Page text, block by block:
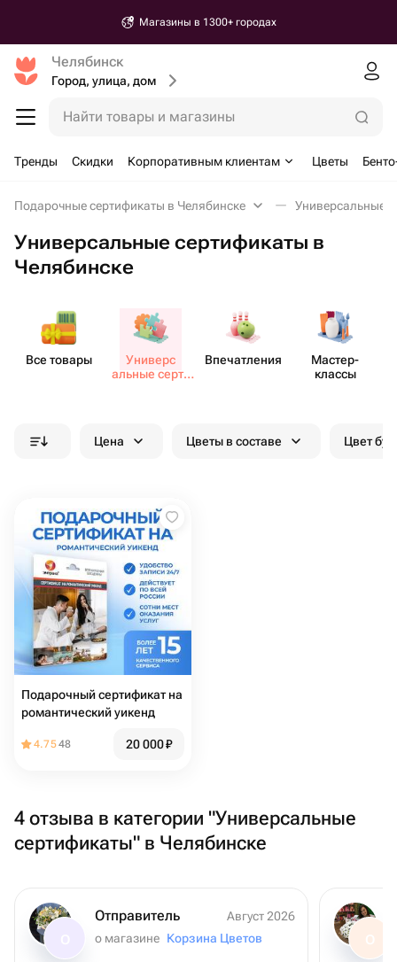
Магазины в 1300+ городах
Челябинск
Город, улица, дом
Найти товары и магазины
Тренды Скидки Корпоративным клиентам Цветы
Подарочные сертификаты в Челябинске Универсальные
Универсальные сертификаты в
Челябинске
Все товары
Универс​
альные серти​
Впеча​тления
Мастер-​
классы
Цена Цветы в составе Цвет
Подарочный сертификат на
романтический уикенд
4.7548 20 000₽
4 отзыва в категории "Универсальные
сертификаты" в Челябинске
Отправитель
Август 2026
о магазине Корзина Цветов О